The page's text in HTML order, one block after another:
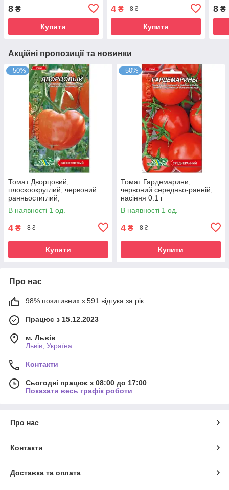
8 ₴
Купити
4₴ 8 ₴
Купити
8 ₴
Акційні пропозиції та новинки
–50%
Томат Дворцовий,
плоскоокруглий, червоний
ранньостиглий,
середньорослий,
універсальний, насіння 0.1г
В наявності 1 од.
4 ₴ 8 ₴
Купити
–50%
Томат Гардемарини,
червоний середньо-ранній,
насіння 0.1 г
В наявності 1 од.
4 ₴ 8 ₴
Купити
Про нас
98% позитивних з 591 відгука за рік
Працює з 15.12.2023
м. Львів
Львів, Україна
Контакти
Сьогодні працює з 08:00 до 17:00
Показати весь графік роботи
Про нас
Контакти
Доставка та оплата